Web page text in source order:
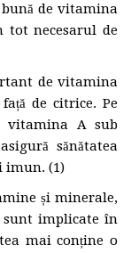
de vitamina
tot necesarul de
de vitamina
de citrice. Pe
vitamina A sub
sănătatea
imun. (1)
și minerale,
sunt implicate în
mai conține o